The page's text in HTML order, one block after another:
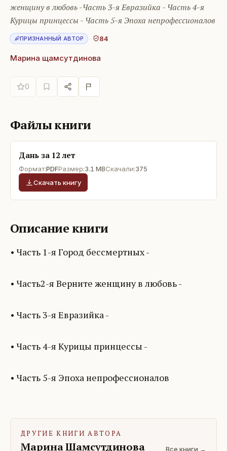
женщину в любовь -Часть 3-я Евразийка - Часть 4-я
Курицы принцессы - Часть 5-я Эпоха непрофессионалов
ПРИЗНАННЫЙ АВТОР 84
Марина щамсутдинова
0
Файлы книги
Дань за 12 лет
Формат:PDFРазмер:3.1 MBСкачали:375
Скачать книгу
Описание книги
• Часть 1-я Город бессмертных -
• Часть2-я Верните женщину в любовь -
• Часть 3-я Евразийка -
• Часть 4-я Курицы принцессы -
• Часть 5-я Эпоха непрофессионалов
ДРУГИЕ КНИГИ АВТОРА
Марина Шамсутдинова Все книги →